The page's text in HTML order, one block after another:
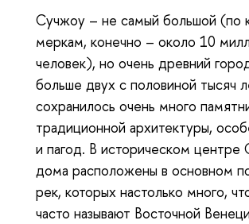
Сучжоу – не самый большой (по
меркам, конечно – около 10
человек), но очень древний
больше двух с половиной тысяч
сохранилось очень много
традиционной архитектуры,
и пагод. В историческом центре
дома расположены в основном
рек, которых настолько много,
часто называют Восточной